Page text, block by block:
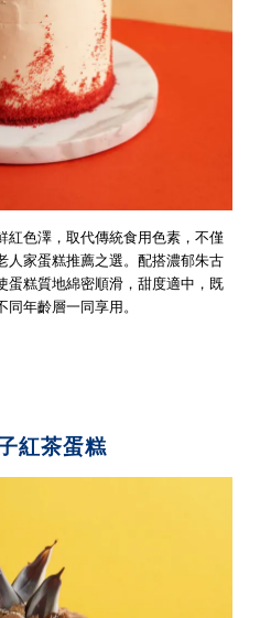
紅色澤，取代傳統食用色素，不僅
人家蛋糕推薦之選。配搭濃郁朱古
蛋糕質地綿密順滑，甜度適中，既
年齡層一同享用。
紅茶蛋糕